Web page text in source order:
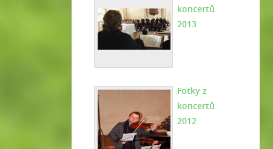
koncertů
2013
Fotky z
koncertů
2012